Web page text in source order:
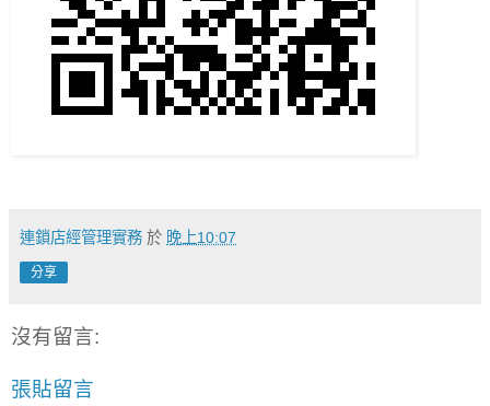
連鎖店經管理實務 於 晚上10:07
分享
沒有留言:
張貼留言